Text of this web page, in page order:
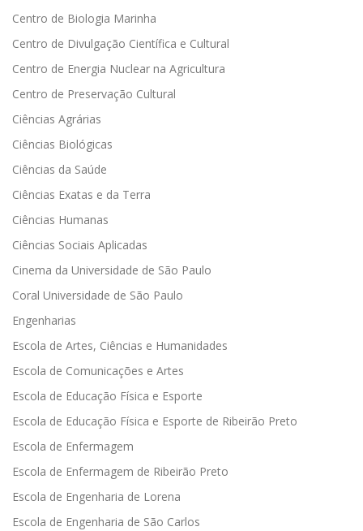
Centro de Biologia Marinha
Centro de Divulgação Científica e Cultural
Centro de Energia Nuclear na Agricultura
Centro de Preservação Cultural
Ciências Agrárias
Ciências Biológicas
Ciências da Saúde
Ciências Exatas e da Terra
Ciências Humanas
Ciências Sociais Aplicadas
Cinema da Universidade de São Paulo
Coral Universidade de São Paulo
Engenharias
Escola de Artes, Ciências e Humanidades
Escola de Comunicações e Artes
Escola de Educação Física e Esporte
Escola de Educação Física e Esporte de Ribeirão Preto
Escola de Enfermagem
Escola de Enfermagem de Ribeirão Preto
Escola de Engenharia de Lorena
Escola de Engenharia de São Carlos